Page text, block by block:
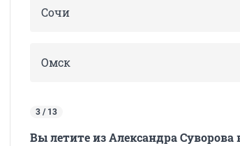
Сочи
Омск
3 / 13
Вы летите из Александра Суворова